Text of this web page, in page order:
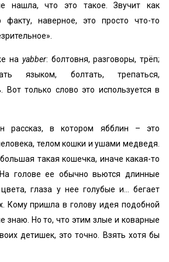
нашла, что это такое. Звучит как
факту, наверное, это просто что-то
на yabber: болтовня, разговоры, трёп;
языком, болтать, трепаться,
Вот только слово это используется в
рассказ, в котором ябблин – это
телом кошки и ушами медведя.
такая кошечка, иначе какая-то
голове ее обычно вьются длинные
глаза у нее голубые и… бегает
Кому пришла в голову идея подобной
знаю. Но то, что этим злые и коварные
детишек, это точно. Взять хотя бы